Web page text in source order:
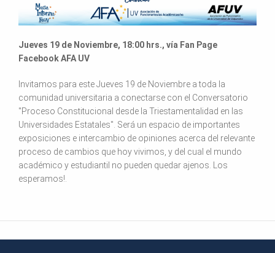
Jueves 19 de Noviembre, 18:00 hrs., vía Fan Page
Facebook AFA UV
Invitamos para este Jueves 19 de Noviembre a toda la
comunidad universitaria a conectarse con el Conversatorio
"Proceso Constitucional desde la Triestamentalidad en las
Universidades Estatales". Será un espacio de importantes
exposiciones e intercambio de opiniones acerca del relevante
proceso de cambios que hoy vivimos, y del cual el mundo
académico y estudiantil no pueden quedar ajenos. Los
esperamos!.